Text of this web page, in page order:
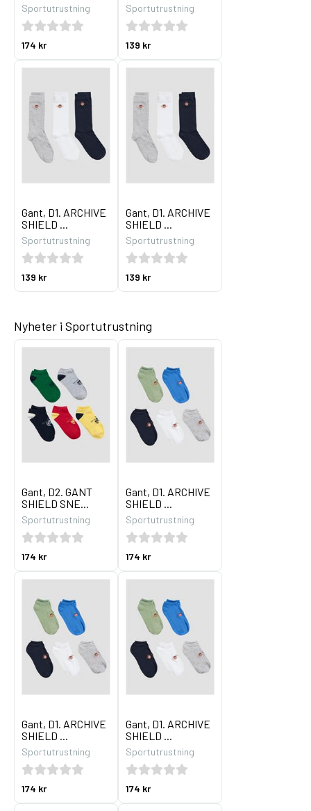
Sportutrustning
174 kr
Sportutrustning
139 kr
Gant, D1. ARCHIVE
SHIELD ...
Sportutrustning
139 kr
Gant, D1. ARCHIVE
SHIELD ...
Sportutrustning
139 kr
Nyheter i Sportutrustning
Gant, D2. GANT
SHIELD SNE...
Sportutrustning
174 kr
Gant, D1. ARCHIVE
SHIELD ...
Sportutrustning
174 kr
Gant, D1. ARCHIVE
SHIELD ...
Sportutrustning
174 kr
Gant, D1. ARCHIVE
SHIELD ...
Sportutrustning
174 kr